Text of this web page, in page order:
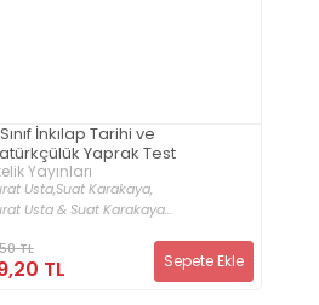
İnkılap Tarihi ve
Yaprak Test
Yayınları
Usta,Suat Karakaya,
Usta & Suat Karakaya...
TL
TL Sepete Ekle